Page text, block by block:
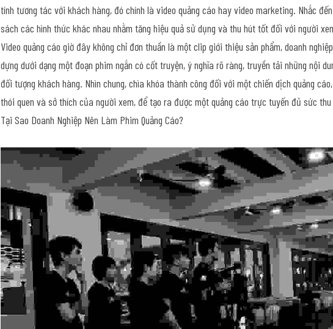
tính tương tác với khách hàng, đó chính là video quảng cáo hay video marketing. Nhắc
sách các hình thức khác nhau nhằm tăng hiệu quả sử dụng và thu hút tốt đối với người
Video quảng cáo giờ đây không chỉ đơn thuần là một clip giới thiệu sản phẩm, doanh
dựng dưới dạng một đoạn phim ngắn có cốt truyện, ý nghĩa rõ ràng, truyền tải những nội
đối tượng khách hàng. Nhìn chung, chìa khóa thành công đối với một chiến dịch quảng
thói quen và sở thích của người xem, để tạo ra được một quảng cáo trực tuyến đủ sức
Tại Sao Doanh Nghiệp Nên Làm Phim Quảng Cáo?